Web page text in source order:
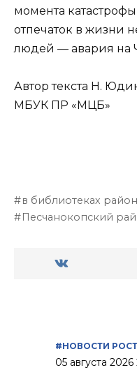
момента
отпечаток в жизни
людей — авария на
Автор текста Н.
МБУК ПР «МЦБ»
в библиотеках
Песчанокопский
#НОВОСТИ
05 августа 2026